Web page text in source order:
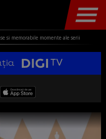
si memorabile momente ale serii